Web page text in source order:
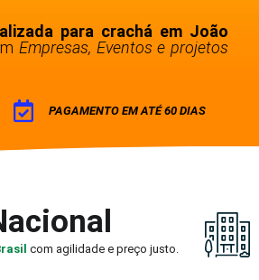
para crachá em João
Empresas, Eventos e projetos
PAGAMENTO EM ATÉ 60 DIAS
com agilidade e preço justo.